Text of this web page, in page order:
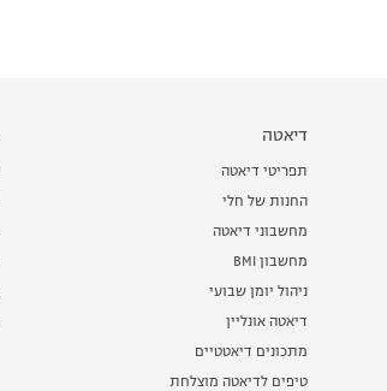
דיאטה
תפריטי דיאטה
החנות של חלי
מחשבוני דיאטה
מחשבון BMI
ניהול יומן שבועי
דיאטה אונליין
מתכונים דיאטטיים
טיפים לדיאטה מוצלחת